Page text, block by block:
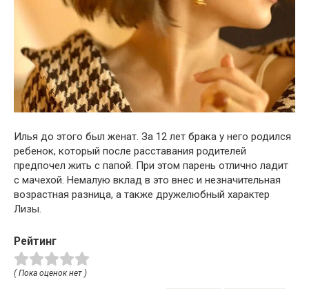
Илья до этого был женат. За 12 лет брака у него родился
ребенок, который после расставания родителей
предпочел жить с папой. При этом парень отлично ладит
с мачехой. Немалую вклад в это внес и незначительная
возрастная разница, а также дружелюбный характер
Лизы.
Рейтинг
( Пока оценок нет )